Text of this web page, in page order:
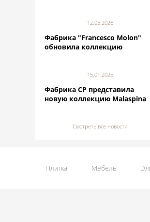
12.05.2026
Фабрика "Francesco Molon"
обновила коллекцию
15.01.2025
Фабрика CP представила
новую коллекцию Malaspina
Смотреть все новости
Плитка Мебель